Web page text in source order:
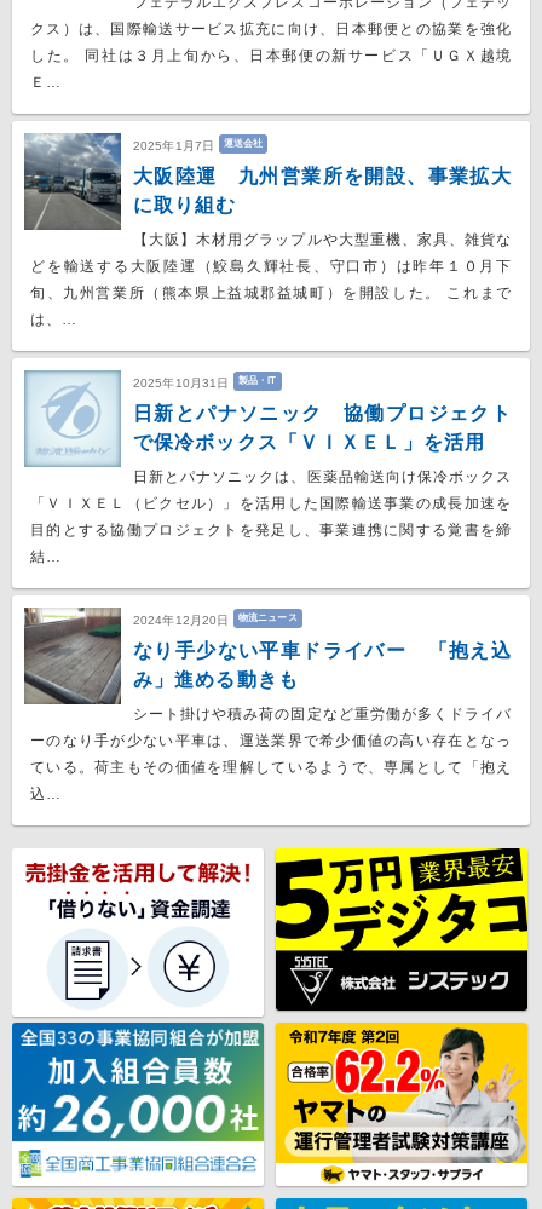
クス）は、国際輸送サービス拡充に向け、日本郵便との協業を強化
した。 同社は３月上旬から、日本郵便の新サービス「ＵＧＸ越境
Ｅ…
2025年1月7日 運送会社
大阪陸運 九州営業所を開設、事業拡大
に取り組む
【大阪】木材用グラップルや大型重機、家具、雑貨な
どを輸送する大阪陸運（鮫島久輝社長、守口市）は昨年１０月下
旬、九州営業所（熊本県上益城郡益城町）を開設した。 これまで
は、…
2025年10月31日 製品・IT
日新とパナソニック 協働プロジェクト
で保冷ボックス「ＶＩＸＥＬ」を活用
日新とパナソニックは、医薬品輸送向け保冷ボックス
「ＶＩＸＥＬ（ビクセル）」を活用した国際輸送事業の成長加速を
目的とする協働プロジェクトを発足し、事業連携に関する覚書を締
結…
2024年12月20日 物流ニュース
なり手少ない平車ドライバー 「抱え込
み」進める動きも
シート掛けや積み荷の固定など重労働が多くドライバ
ーのなり手が少ない平車は、運送業界で希少価値の高い存在となっ
ている。荷主もその価値を理解しているようで、専属として「抱え
込…